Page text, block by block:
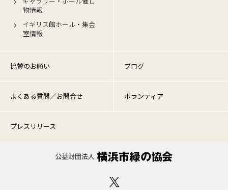
物情報
イギリス館ホール・集会
室情報
協賛のお願い ブログ
よくある質問／お問合せ ボランティア
プレスリリース